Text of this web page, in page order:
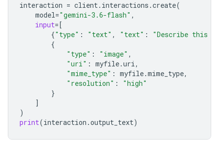
interaction = client. interactions .create(
model="gemini-3.6-flash" ,
input=[
{"type" : "text" , "text" :
"Describe this
{
"type" : "image" ,
"uri" : myfile.uri,
"mime_type" : myfile.mime_type,
"resolution" :
"high"
}
]
)
print(interaction .output_text)